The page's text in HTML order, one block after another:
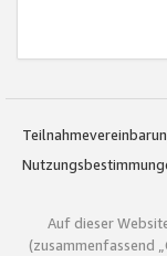
Auf dieser
(zusammenfassend